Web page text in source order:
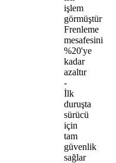
işlem
görmüştür
Frenleme
mesafesini
%20'ye
kadar
azaltır
-
İlk
duruşta
sürücü
için
tam
güvenlik
sağlar